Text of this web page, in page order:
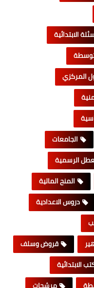
الابتدائية
المركزي
الجامعات
الرسمية
المنح المالية
دروس الاعدادية
قروض وسلف
الابتدائية